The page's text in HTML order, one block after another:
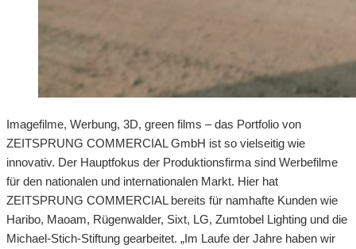
Imagefilme, Werbung, 3D, green films – das Portfolio von
ZEITSPRUNG COMMERCIAL GmbH ist so vielseitig wie
innovativ. Der Hauptfokus der Produktionsfirma sind Werbefilme
für den nationalen und internationalen Markt. Hier hat
ZEITSPRUNG COMMERCIAL bereits für namhafte Kunden wie
Haribo, Maoam, Rügenwalder, Sixt, LG, Zumtobel Lighting und die
Michael-Stich-Stiftung gearbeitet. „Im Laufe der Jahre haben wir